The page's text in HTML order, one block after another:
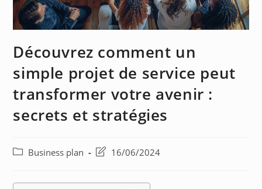
Découvrez comment un
simple projet de service peut
transformer votre avenir :
secrets et stratégies
Business plan 16/06/2024